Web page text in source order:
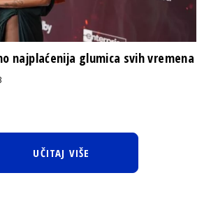
najplaćenija glumica svih vremena
UČITAJ VIŠE